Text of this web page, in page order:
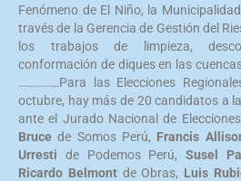
Fenómeno de El Niño, la
través de la Gerencia de Gestión del
los trabajos de limpieza,
conformación de diques en las
……………Para las Elecciones
octubre, hay más de 20 candidatos a
ante el Jurado Nacional de
Bruce de Somos Perú, Francis
Urresti de Podemos Perú, Susel
Ricardo Belmontde Obras, Luis